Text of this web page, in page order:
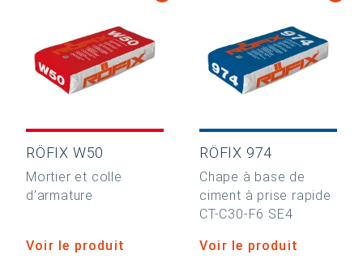
RÖFIX W50
Mortier et colle
d’armature
Voir le produit
RÖFIX 974
Chape à base de
ciment à prise rapide
CT-C30-F6 SE4
Voir le produit